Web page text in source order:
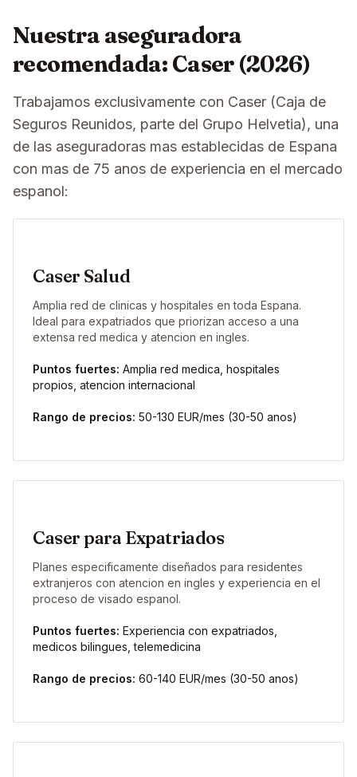
Nuestra aseguradora
recomendada: Caser (2026)
Trabajamos exclusivamente con Caser (Caja de
Seguros Reunidos, parte del Grupo Helvetia), una
de las aseguradoras mas establecidas de Espana
con mas de 75 anos de experiencia en el mercado
espanol:
Caser Salud
Amplia red de clinicas y hospitales en toda Espana.
Ideal para expatriados que priorizan acceso a una
extensa red medica y atencion en ingles.
Puntos fuertes: Amplia red medica, hospitales
propios, atencion internacional
Rango de precios: 50-130 EUR/mes (30-50 anos)
Caser para Expatriados
Planes especificamente diseñados para residentes
extranjeros con atencion en ingles y experiencia en el
proceso de visado espanol.
Puntos fuertes: Experiencia con expatriados,
medicos bilingues, telemedicina
Rango de precios: 60-140 EUR/mes (30-50 anos)